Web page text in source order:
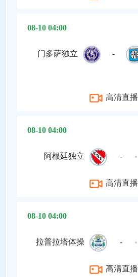
08-10 04:00
门多萨独立 -
高清直播
08-10 04:00
阿根廷独立 -
高清直播
08-10 04:00
拉普拉塔体操 -
高清直播